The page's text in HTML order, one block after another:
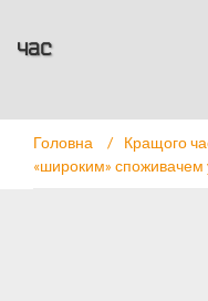
час
Головна /
Кращого
«широким» споживачем